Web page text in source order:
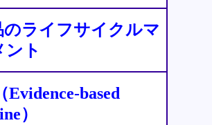
のライフサイクルマ
ント
Evidence-based
）